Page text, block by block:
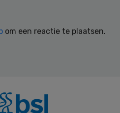
om een reactie te plaatsen.